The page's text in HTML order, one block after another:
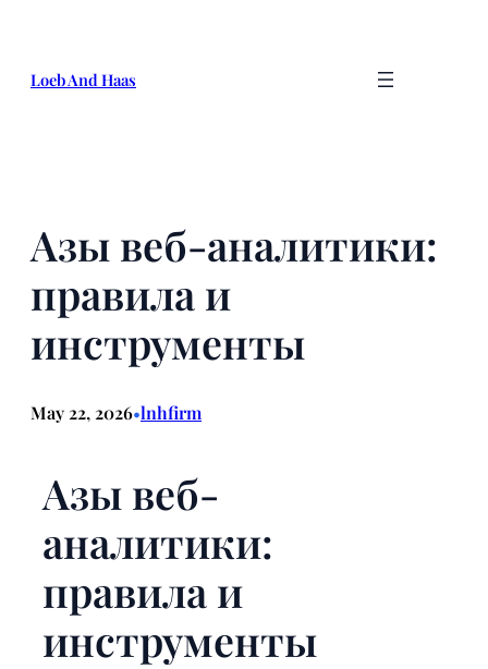
content
Loeb And Haas
Азы веб-аналитики:
правила и
инструменты
May 22, 2026•lnhfirm
Азы веб-
аналитики:
правила и
инструменты